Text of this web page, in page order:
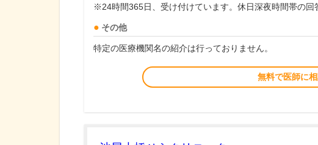
※24時間365日、受け付けています。休日深夜時間帯の回
その他
特定の医療機関名の紹介は行っておりません。
無料で医師に